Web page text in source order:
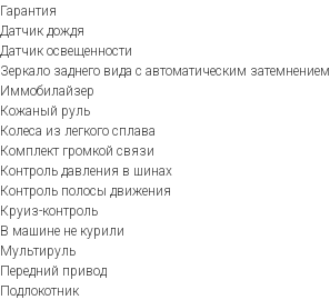
Гарантия
Датчик дождя
Датчик освещенности
Зеркало заднего вида с автоматическим затемнением
Иммобилайзер
Кожаный руль
Колеса из легкого сплава
Комплект громкой связи
Контроль давления в шинах
Контроль полосы движения
Круиз-контроль
В машине не курили
Мультируль
Передний привод
Подлокотник